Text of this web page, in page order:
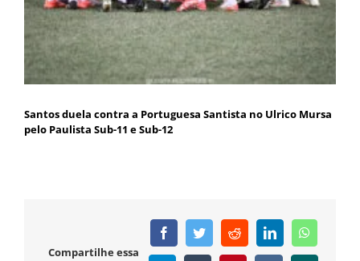
Santos duela contra a Portuguesa Santista no Ulrico Mursa
pelo Paulista Sub-11 e Sub-12
Compartilhe essa
FacebookTwitterRedditLinkedIn